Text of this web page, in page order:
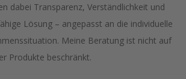
dabei Transparenz, Verständlichkeit und
Lösung – angepasst an die individuelle
Meine Beratung ist nicht auf
Produkte beschränkt.